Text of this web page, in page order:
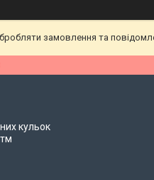
замовлення та
кульок